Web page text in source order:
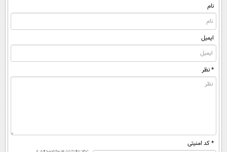
نام
ایمیل
* نظر
* کد امنیتی